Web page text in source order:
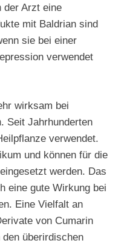
der Arzt eine
mit Baldrian sind
sie bei einer
verwendet
wirksam bei
Seit Jahrhunderten
verwendet.
und können für die
werden. Das
eine gute Wirkung bei
Eine Vielfalt an
von Cumarin
überirdischen